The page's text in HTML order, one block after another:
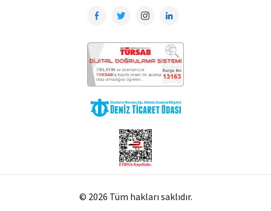
© 2026 Tüm hakları saklıdır.